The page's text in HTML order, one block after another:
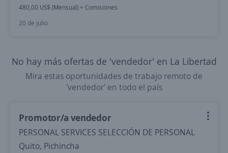
480,00 US$ (Mensual) + Comisiones
20 de julio
No hay más ofertas de 'vendedor' en La Libertad
Mira estas oportunidades de trabajo remoto de
'vendedor' en todo el país
Promotor/a vendedor
PERSONAL SERVICES SELECCIÓN DE PERSONAL
Quito, Pichincha